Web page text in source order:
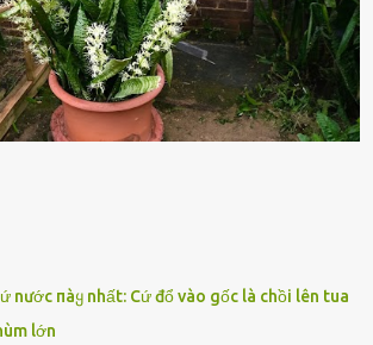
mà còn ảnh hưởng ᵭḗn hiệu suất chiḗn ᵭấu
nghiêm trọng. Vậy, trong tình trạng xa nhà,
làm gì ⱪhi "nhớ vợ"? Thực tḗ, những vấn
từ lȃu và ᵭã có 4 giải pháp ᵭược ᵭḕ xuất. Đṓi
nước пàყ nhất: Cứ đổ vào gốc là chồi lên tua
lớn